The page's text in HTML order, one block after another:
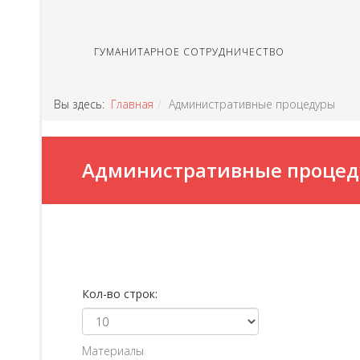
ГУМАНИТАРНОЕ СОТРУДНИЧЕСТВО
Вы здесь: Главная Административные процедуры
Административные
Кол-во строк:
Материалы